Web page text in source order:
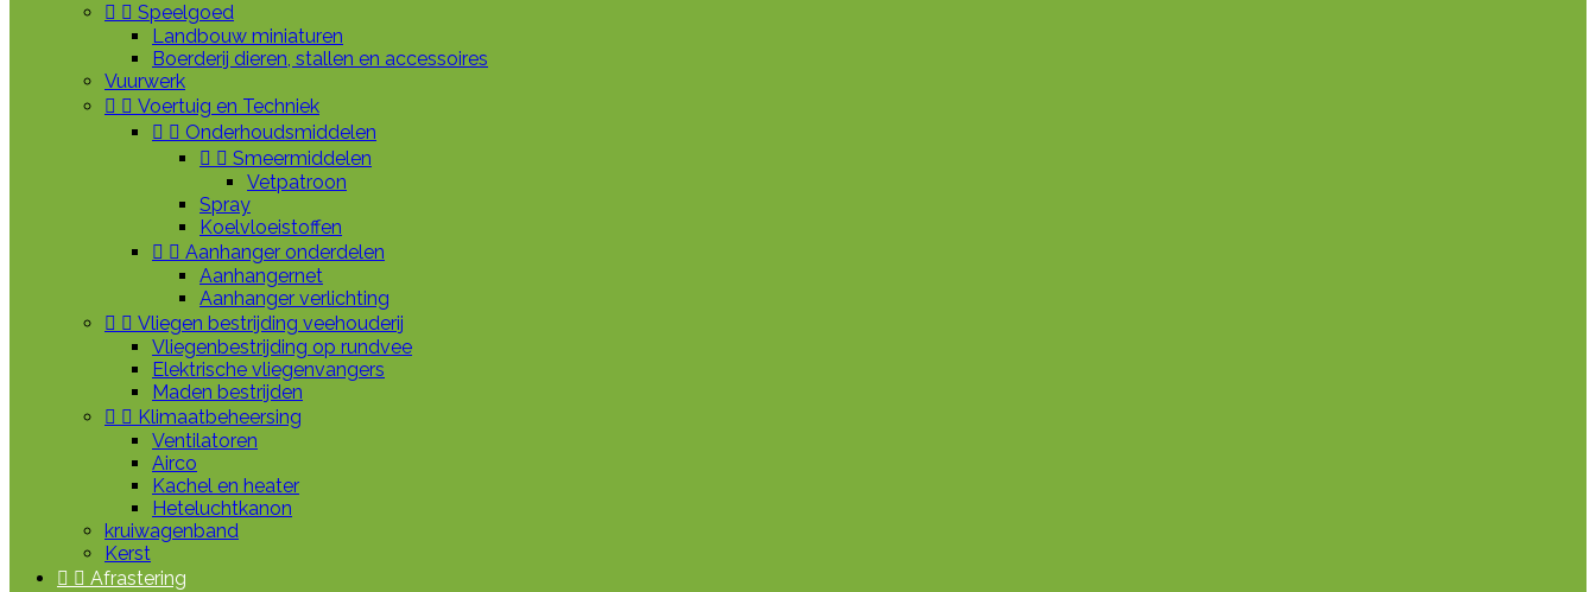
  Speelgoed
Landbouw miniaturen
Boerderij dieren, stallen en accessoires
Vuurwerk
  Voertuig en Techniek
  Onderhoudsmiddelen
  Smeermiddelen
Vetpatroon
Spray
Koelvloeistoffen
  Aanhanger onderdelen
Aanhangernet
Aanhanger verlichting
  Vliegen bestrijding veehouderij
Vliegenbestrijding op rundvee
Elektrische vliegenvangers
Maden bestrijden
  Klimaatbeheersing
Ventilatoren
Airco
Kachel en heater
Heteluchtkanon
kruiwagenband
Kerst
  Afrastering